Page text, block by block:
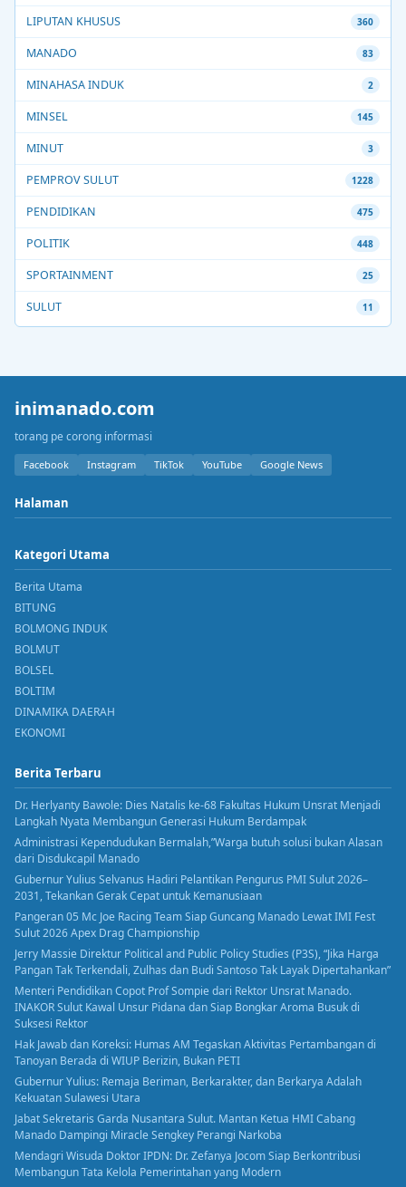
LIPUTAN KHUSUS 360
MANADO 83
MINAHASA INDUK 2
MINSEL 145
MINUT 3
PEMPROV SULUT 1228
PENDIDIKAN 475
POLITIK 448
SPORTAINMENT 25
SULUT 11
inimanado.com
torang pe corong informasi
Facebook Instagram TikTok YouTube Google News
Halaman
Kategori Utama
Berita Utama
BITUNG
BOLMONG INDUK
BOLMUT
BOLSEL
BOLTIM
DINAMIKA DAERAH
EKONOMI
Berita Terbaru
Dr. Herlyanty Bawole: Dies Natalis ke-68 Fakultas Hukum Unsrat Menjadi
Langkah Nyata Membangun Generasi Hukum Berdampak
Administrasi Kependudukan Bermalah,”Warga butuh solusi bukan Alasan
dari Disdukcapil Manado
Gubernur Yulius Selvanus Hadiri Pelantikan Pengurus PMI Sulut 2026–
2031, Tekankan Gerak Cepat untuk Kemanusiaan
Pangeran 05 Mc Joe Racing Team Siap Guncang Manado Lewat IMI Fest
Sulut 2026 Apex Drag Championship
Jerry Massie Direktur Political and Public Policy Studies (P3S), “Jika Harga
Pangan Tak Terkendali, Zulhas dan Budi Santoso Tak Layak Dipertahankan”
Menteri Pendidikan Copot Prof Sompie dari Rektor Unsrat Manado.
INAKOR Sulut Kawal Unsur Pidana dan Siap Bongkar Aroma Busuk di
Suksesi Rektor
Hak Jawab dan Koreksi: Humas AM Tegaskan Aktivitas Pertambangan di
Tanoyan Berada di WIUP Berizin, Bukan PETI
Gubernur Yulius: Remaja Beriman, Berkarakter, dan Berkarya Adalah
Kekuatan Sulawesi Utara
Jabat Sekretaris Garda Nusantara Sulut. Mantan Ketua HMI Cabang
Manado Dampingi Miracle Sengkey Perangi Narkoba
Mendagri Wisuda Doktor IPDN: Dr. Zefanya Jocom Siap Berkontribusi
Membangun Tata Kelola Pemerintahan yang Modern